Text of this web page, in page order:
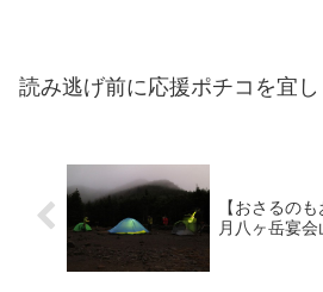
読み逃げ前に応援ポチコを宜
【おさるの
月八ヶ岳宴会